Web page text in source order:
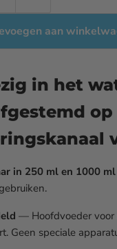
aan
in het
in 250 ml en 1000 ml
— Hoofdvoeder voor
Geen speciale